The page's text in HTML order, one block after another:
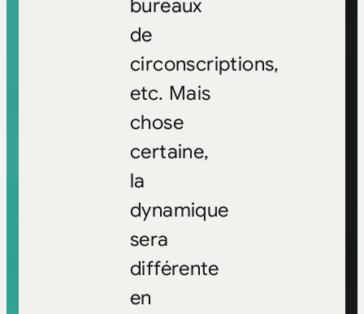
bureaux
de
circonscriptions,
etc. Mais
chose
certaine,
la
dynamique
sera
différente
en